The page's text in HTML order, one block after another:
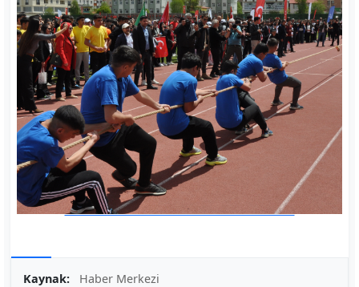
Kaynak: Haber Merkezi